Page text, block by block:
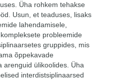
Üha rohkem tehakse
Usun, et teaduses, lisaks
lahendamisele,
probleemide
gruppides, mis
õppekavade
arenguid ülikoolides. Üha
interdistsiplinaarsed